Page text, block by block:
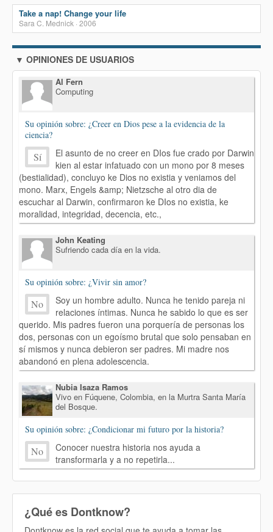
Take a nap! Change your life
Sara C. Mednick · 2006
▼ OPINIONES DE USUARIOS
Al Fern
Computing
Su opinión sobre: ¿Creer en Dios pese a la evidencia de la
ciencia?
Sí
El asunto de no creer en DIos fue crado por Darwin
kien al estar infatuado con un mono por 8 meses
(bestialidad), concluyo ke Dios no existia y veniamos del
mono. Marx, Engels &amp; Nietzsche al otro dia de
escuchar al Darwin, confirmaron ke DIos no existia, ke
moralidad, integridad, decencia, etc.,
John Keating
Sufriendo cada día en la vida.
Su opinión sobre: ¿Vivir sin amor?
No
Soy un hombre adulto. Nunca he tenido pareja ni
relaciones íntimas. Nunca he sabido lo que es ser
querido. Mis padres fueron una porquería de personas los
dos, personas con un egoísmo brutal que solo pensaban en
sí mismos y nunca debieron ser padres. Mi madre nos
abandonó en plena adolescencia.
Nubia Isaza Ramos
Vivo en Fúquene, Colombia, en la Murtra Santa María
del Bosque.
Su opinión sobre: ¿Condicionar mi futuro por la historia?
No
Conocer nuestra historia nos ayuda a
transformarla y a no repetirla...
¿Qué es Dontknow?